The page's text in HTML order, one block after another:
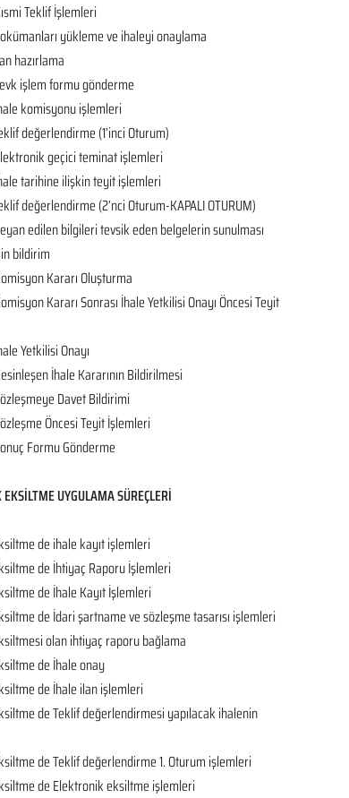
Teklif İşlemleri
yükleme ve ihaleyi onaylama
hazırlama
işlem formu gönderme
komisyonu işlemleri
değerlendirme (1’inci Oturum)
geçici teminat işlemleri
tarihine ilişkin teyit işlemleri
değerlendirme (2’nci Oturum-KAPALI OTURUM)
edilen bilgileri tevsik eden belgelerin sunulması
bildirim
Kararı Oluşturma
Kararı Sonrası İhale Yetkilisi Onayı Öncesi Teyit
Yetkilisi Onayı
İhale Kararının Bildirilmesi
Davet Bildirimi
Öncesi Teyit İşlemleri
Formu Gönderme
UYGULAMA SÜREÇLERİ
de ihale kayıt işlemleri
de İhtiyaç Raporu İşlemleri
de İhale Kayıt İşlemleri
de İdari şartname ve sözleşme tasarısı işlemleri
olan ihtiyaç raporu bağlama
de İhale onay
de İhale ilan işlemleri
de Teklif değerlendirmesi yapılacak ihalenin
de Teklif değerlendirme 1. Oturum işlemleri
de Elektronik eksiltme işlemleri